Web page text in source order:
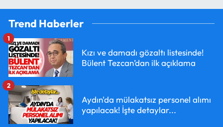
Trend Haberler
Kızı ve damadı gözaltı listesinde!
Bülent Tezcan’dan ilk açıklama
1
Aydın'da mülakatsız personel alımı
yapılacak! İşte detaylar...
2